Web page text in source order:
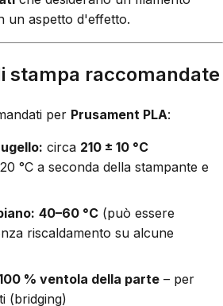
un aspetto d'effetto.
stampa raccomandate
per Prusament PLA:
circa 210 ± 10 °C
°C a seconda della stampante e
40–60 °C (può essere
riscaldamento su alcune
% ventola della parte – per
(bridging)